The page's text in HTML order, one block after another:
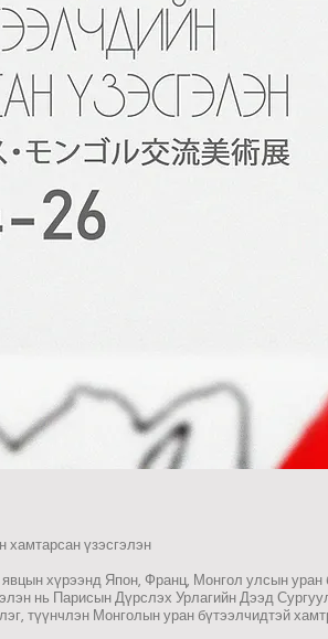
хамтарсан үзэсгэлэн
хүрээнд Япон, Франц, Монгол улсын уран
нь Парисын Дүрслэх Урлагийн Дээд
түүнчлэн Монголын уран бүтээлчидтэй